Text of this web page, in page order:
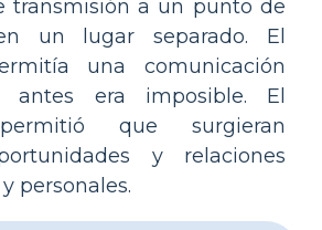
transmisión a un punto de
un lugar separado. El
una comunicación
antes era imposible. El
que surgieran
y relaciones
personales.